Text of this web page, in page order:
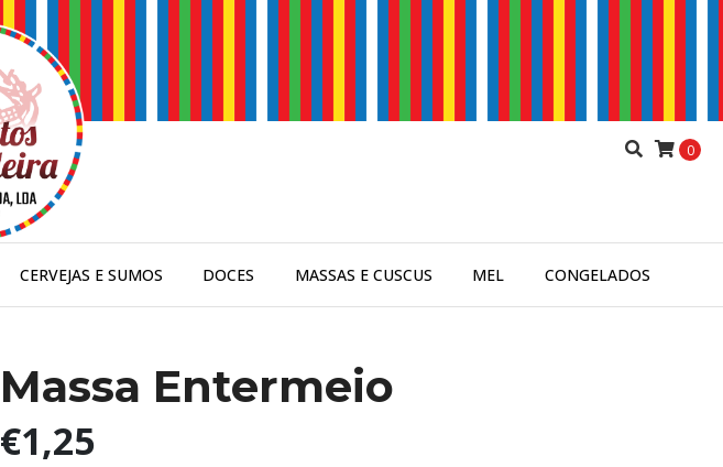
0
CERVEJAS E SUMOS DOCES MASSAS E CUSCUS MEL CONGELADOS
Massa Entermeio
€1,25